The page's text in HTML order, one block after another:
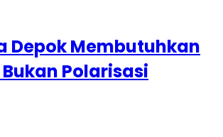
Depok Membutuhkan
Polarisasi